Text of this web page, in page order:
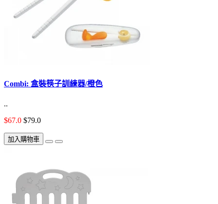
Combi: 盒裝筷子訓練器/橙色
..
$67.0 $79.0
加入購物車